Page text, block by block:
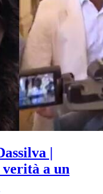
|
verità a un